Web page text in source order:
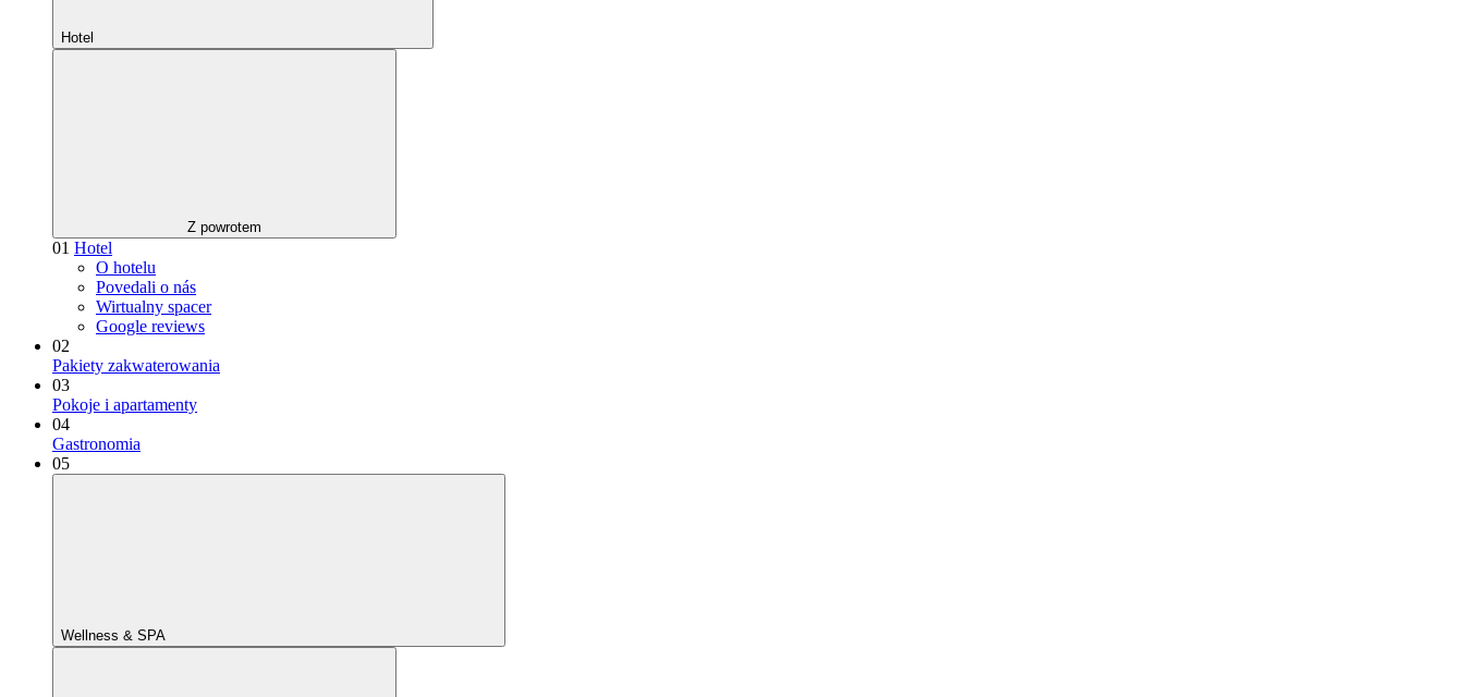
Hotel
Z powrotem
01 Hotel
O hotelu
Povedali o nás
Wirtualny spacer
Google reviews
02
Pakiety zakwaterowania
03
Pokoje i apartamenty
04
Gastronomia
05
Wellness & SPA